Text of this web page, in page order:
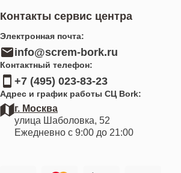
Контакты сервис центра
Электронная почта:
info@screm-bork.ru
Контактный телефон:
+7 (495) 023-83-23
Адрес и график работы СЦ Bork:
г. Москва
улица Шаболовка, 52
Ежедневно с 9:00 до 21:00